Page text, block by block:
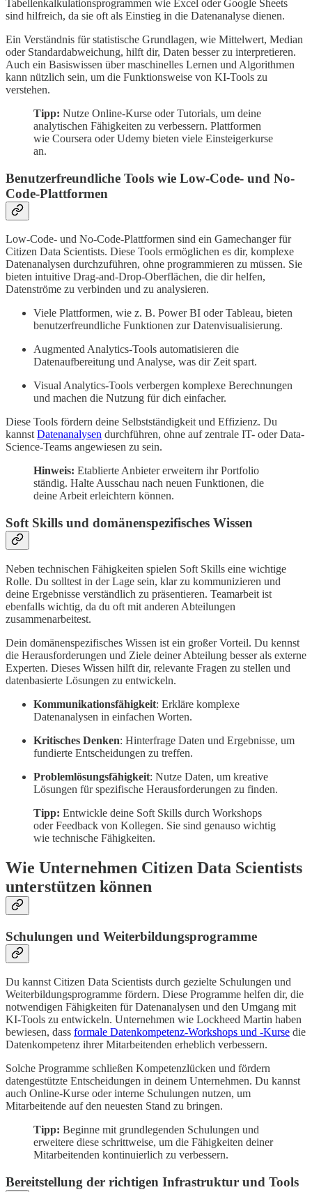
Tabellenkalkulationsprogrammen wie Excel oder Google Sheets
sind hilfreich, da sie oft als Einstieg in die Datenanalyse dienen.
Ein Verständnis für statistische Grundlagen, wie Mittelwert, Median
oder Standardabweichung, hilft dir, Daten besser zu interpretieren.
Auch ein Basiswissen über maschinelles Lernen und Algorithmen
kann nützlich sein, um die Funktionsweise von KI-Tools zu
verstehen.
Tipp: Nutze Online-Kurse oder Tutorials, um deine
analytischen Fähigkeiten zu verbessern. Plattformen
wie Coursera oder Udemy bieten viele Einsteigerkurse
an.
Benutzerfreundliche Tools wie Low-Code- und No-
Code-Plattformen
Low-Code- und No-Code-Plattformen sind ein Gamechanger für
Citizen Data Scientists. Diese Tools ermöglichen es dir, komplexe
Datenanalysen durchzuführen, ohne programmieren zu müssen. Sie
bieten intuitive Drag-and-Drop-Oberflächen, die dir helfen,
Datenströme zu verbinden und zu analysieren.
Viele Plattformen, wie z. B. Power BI oder Tableau, bieten
benutzerfreundliche Funktionen zur Datenvisualisierung.
Augmented Analytics-Tools automatisieren die
Datenaufbereitung und Analyse, was dir Zeit spart.
Visual Analytics-Tools verbergen komplexe Berechnungen
und machen die Nutzung für dich einfacher.
Diese Tools fördern deine Selbstständigkeit und Effizienz. Du
kannstDatenanalysen durchführen, ohne auf zentrale IT- oder Data-
Science-Teams angewiesen zu sein.
Hinweis: Etablierte Anbieter erweitern ihr Portfolio
ständig. Halte Ausschau nach neuen Funktionen, die
deine Arbeit erleichtern können.
Soft Skills und domänenspezifisches Wissen
Neben technischen Fähigkeiten spielen Soft Skills eine wichtige
Rolle. Du solltest in der Lage sein, klar zu kommunizieren und
deine Ergebnisse verständlich zu präsentieren. Teamarbeit ist
ebenfalls wichtig, da du oft mit anderen Abteilungen
zusammenarbeitest.
Dein domänenspezifisches Wissen ist ein großer Vorteil. Du kennst
die Herausforderungen und Ziele deiner Abteilung besser als externe
Experten. Dieses Wissen hilft dir, relevante Fragen zu stellen und
datenbasierte Lösungen zu entwickeln.
Kommunikationsfähigkeit: Erkläre komplexe
Datenanalysen in einfachen Worten.
Kritisches Denken: Hinterfrage Daten und Ergebnisse, um
fundierte Entscheidungen zu treffen.
Problemlösungsfähigkeit: Nutze Daten, um kreative
Lösungen für spezifische Herausforderungen zu finden.
Tipp: Entwickle deine Soft Skills durch Workshops
oder Feedback von Kollegen. Sie sind genauso wichtig
wie technische Fähigkeiten.
Wie Unternehmen Citizen Data Scientists
unterstützen können
Schulungen und Weiterbildungsprogramme
Du kannst Citizen Data Scientists durch gezielte Schulungen und
Weiterbildungsprogramme fördern. Diese Programme helfen dir, die
notwendigen Fähigkeiten für Datenanalysen und den Umgang mit
KI-Tools zu entwickeln. Unternehmen wie Lockheed Martin haben
bewiesen, dass formale Datenkompetenz-Workshops und -Kurse die
Datenkompetenz ihrer Mitarbeitenden erheblich verbessern.
Solche Programme schließen Kompetenzlücken und fördern
datengestützte Entscheidungen in deinem Unternehmen. Du kannst
auch Online-Kurse oder interne Schulungen nutzen, um
Mitarbeitende auf den neuesten Stand zu bringen.
Tipp: Beginne mit grundlegenden Schulungen und
erweitere diese schrittweise, um die Fähigkeiten deiner
Mitarbeitenden kontinuierlich zu verbessern.
Bereitstellung der richtigen Infrastruktur und Tools